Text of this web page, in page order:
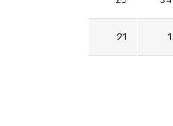
21 1